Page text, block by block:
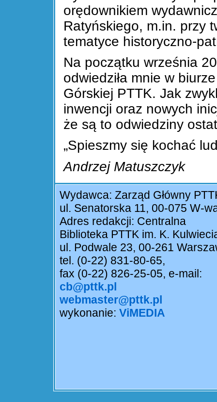
orędownikiem
Ratyńskiego, m.in. przy
tematyce historyczno-
Na początku września
odwiedziła mnie w
Górskiej PTTK. Jak
inwencji oraz nowych
że są to odwiedziny
„Spieszmy się kochać
Andrzej Matuszczyk
Wydawca: Zarząd Główny
ul. Senatorska 11, 00-075 W-
Adres redakcji: Centralna
Biblioteka PTTK im. K.
ul. Podwale 23, 00-261
tel. (0-22) 831-80-65,
fax (0-22) 826-25-05, e-mail:
cb@pttk.pl
webmaster@pttk.pl
wykonanie: ViMEDIA